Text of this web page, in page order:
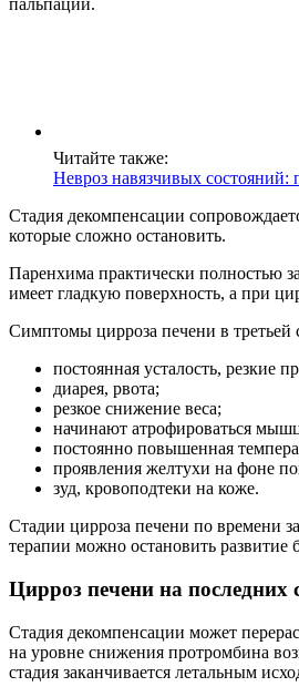
пальпации.
Читайте также:
Невроз навязчивых
Стадия декомпенсации
которые сложно остановить.
Паренхима практически полностью
имеет гладкую поверхность, а при
Симптомы цирроза печени в третьей
постоянная усталость, резкие
диарея, рвота;
резкое снижение веса;
начинают атрофироваться
постоянно повышенная
проявления желтухи на фоне
зуд, кровоподтеки на коже.
Стадии цирроза печени по времени
терапии можно остановить развитие
Цирроз печени на последних
Стадия декомпенсации может
на уровне снижения протромбина
стадия заканчивается летальным